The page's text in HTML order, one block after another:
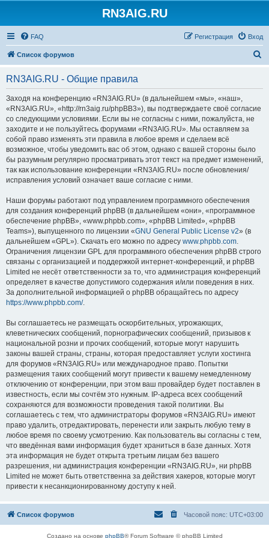
RN3AIG.RU
FAQ Вход
Регистрация
Список форумов
RN3AIG.RU - Общие правила
Заходя на конференцию «RN3AIG.RU» (в дальнейшем «мы», «наш»,
«RN3AIG.RU», «http://rn3aig.ru/phpBB3»), вы подтверждаете своё согласие
со следующими условиями. Если вы не согласны с ними, пожалуйста, не
заходите и не пользуйтесь форумами «RN3AIG.RU». Мы оставляем за
собой право изменять эти правила в любое время и сделаем всё
возможное, чтобы уведомить вас об этом, однако с вашей стороны было
бы разумным регулярно просматривать этот текст на предмет изменений,
так как использование конференции «RN3AIG.RU» после обновления/
исправления условий означает ваше согласие с ними.
Наши форумы работают под управлением программного обеспечения
для создания конференций phpBB (в дальнейшем «они», «программное
обеспечение phpBB», «www.phpbb.com», «phpBB Limited», «phpBB
Teams»), выпущенного по лицензии «GNU General Public License v2» (в
дальнейшем «GPL»). Скачать его можно по адресу www.phpbb.com.
Ограничения лицензии GPL для программного обеспечения phpBB строго
связаны с организацией и поддержкой интернет-конференций, и phpBB
Limited не несёт ответственности за то, что администрация конференций
определяет в качестве допустимого содержания и/или поведения в них.
За дополнительной информацией о phpBB обращайтесь по адресу
https://www.phpbb.com/.
Вы соглашаетесь не размещать оскорбительных, угрожающих,
клеветнических сообщений, порнографических сообщений, призывов к
национальной розни и прочих сообщений, которые могут нарушить
законы вашей страны, страны, которая предоставляет услуги хостинга
для форумов «RN3AIG.RU» или международное право. Попытки
размещения таких сообщений могут привести к вашему немедленному
отключению от конференции, при этом ваш провайдер будет поставлен в
известность, если мы сочтём это нужным. IP-адреса всех сообщений
сохраняются для возможности проведения такой политики. Вы
соглашаетесь с тем, что администраторы форумов «RN3AIG.RU» имеют
право удалить, отредактировать, перенести или закрыть любую тему в
любое время по своему усмотрению. Как пользователь вы согласны с тем,
что введённая вами информация будет храниться в базе данных. Хотя
эта информация не будет открыта третьим лицам без вашего
разрешения, ни администрация конференции «RN3AIG.RU», ни phpBB
Limited не может быть ответственна за действия хакеров, которые могут
привести к несанкционированному доступу к ней.
Список форумов Часовой пояс: UTC+03:00
Создано на основе phpBB® Forum Software © phpBB Limited